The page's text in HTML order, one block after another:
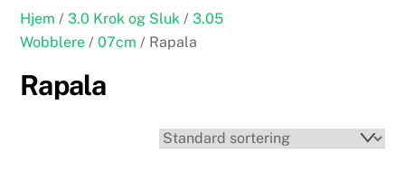
Hjem / 3.0 Krok og Sluk / 3.05
Wobblere /07cm / Rapala
Rapala